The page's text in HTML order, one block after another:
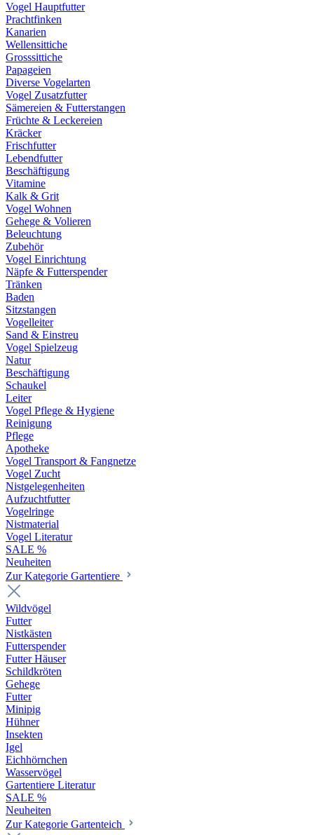
Vogel Hauptfutter
Prachtfinken
Kanarien
Wellensittiche
Grosssittiche
Papageien
Diverse Vogelarten
Vogel Zusatzfutter
Sämereien & Futterstangen
Früchte & Leckereien
Kräcker
Frischfutter
Lebendfutter
Beschäftigung
Vitamine
Kalk & Grit
Vogel Wohnen
Gehege & Volieren
Beleuchtung
Zubehör
Vogel Einrichtung
Näpfe & Futterspender
Tränken
Baden
Sitzstangen
Vogelleiter
Sand & Einstreu
Vogel Spielzeug
Natur
Beschäftigung
Schaukel
Leiter
Vogel Pflege & Hygiene
Reinigung
Pflege
Apotheke
Vogel Transport & Fangnetze
Vogel Zucht
Nistgelegenheiten
Aufzuchtfutter
Vogelringe
Nistmaterial
Vogel Literatur
SALE %
Neuheiten
Zur Kategorie Gartentiere
Wildvögel
Futter
Nistkästen
Futterspender
Futter Häuser
Schildkröten
Gehege
Futter
Minipig
Hühner
Insekten
Igel
Eichhörnchen
Wasservögel
Gartentiere Literatur
SALE %
Neuheiten
Zur Kategorie Gartenteich